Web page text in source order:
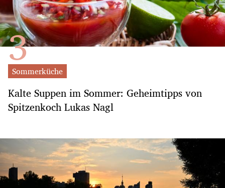
Sommerküche
Kalte Suppen im Sommer: Geheimtipps von
Spitzenkoch Lukas Nagl